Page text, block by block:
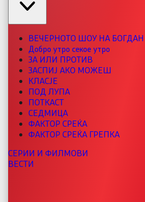
ВЕЧЕРНОТО ШОУ НА БОГДАН
Добро утро секое утро
ЗА ИЛИ ПРОТИВ
ЗАСПИЈ АКО МОЖЕШ
КЛАСЈЕ
ПОД ЛУПА
ПОТКАСТ
СЕДМИЦА
ФАКТОР СРЕЌА
ФАКТОР СРЕЌА ГРЕПКА
СЕРИИ И ФИЛМОВИ
ВЕСТИ